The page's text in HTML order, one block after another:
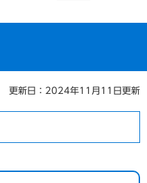
更新日：2024年11月11日更新